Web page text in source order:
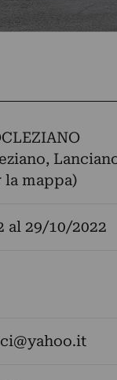
mappa)
al 29/10/2022